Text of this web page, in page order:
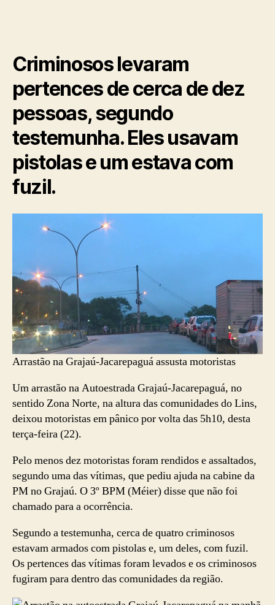
Criminosos levaram
pertences de cerca de dez
pessoas, segundo
testemunha. Eles usavam
pistolas e um estava com
fuzil.
Arrastão na Grajaú-Jacarepaguá assusta motoristas
Um arrastão na Autoestrada Grajaú-Jacarepaguá, no
sentido Zona Norte, na altura das comunidades do Lins,
deixou motoristas em pânico por volta das 5h10, desta
terça-feira (22).
Pelo menos dez motoristas foram rendidos e assaltados,
segundo uma das vítimas, que pediu ajuda na cabine da
PM no Grajaú. O 3º BPM (Méier) disse que não foi
chamado para a ocorrência.
Segundo a testemunha, cerca de quatro criminosos
estavam armados com pistolas e, um deles, com fuzil.
Os pertences das vítimas foram levados e os criminosos
fugiram para dentro das comunidades da região.